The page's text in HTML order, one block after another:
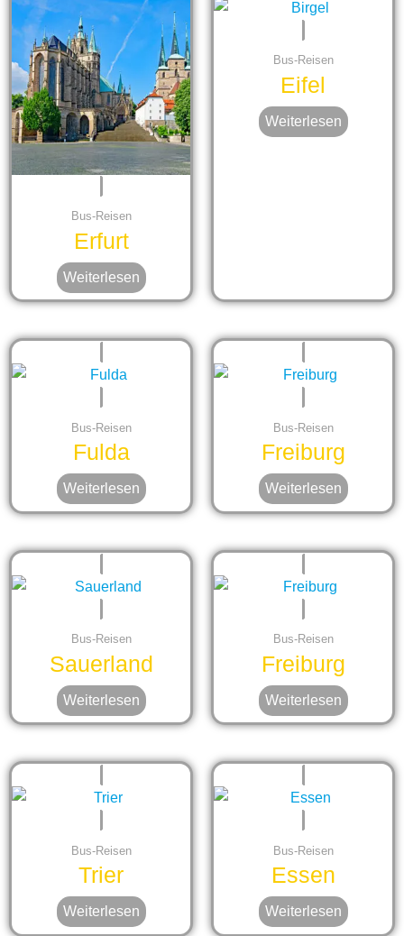
Bus-Reisen
Erfurt
Weiterlesen
Bus-Reisen
Eifel
Weiterlesen
Bus-Reisen
Fulda
Weiterlesen
Bus-Reisen
Freiburg
Weiterlesen
Bus-Reisen
Sauerland
Weiterlesen
Bus-Reisen
Freiburg
Weiterlesen
Bus-Reisen
Trier
Weiterlesen
Bus-Reisen
Essen
Weiterlesen